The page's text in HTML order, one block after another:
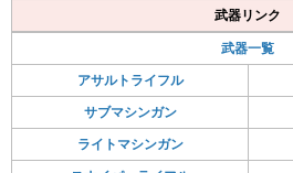
武器リンク
武器一覧
アサルトライフル
サブマシンガン
ライトマシンガン